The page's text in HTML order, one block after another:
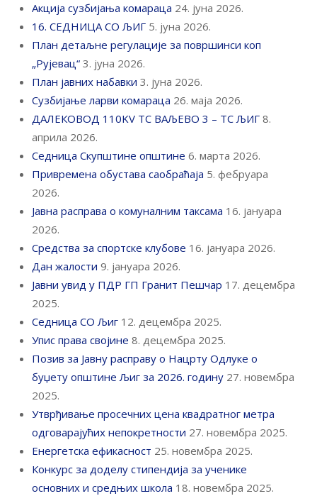
Акција сузбијања комараца 24. јуна 2026.
16. СЕДНИЦА СО ЉИГ 5. јуна 2026.
План детаљне регулације за површинси коп
„Рујевац“ 3. јуна 2026.
План јавних набавки 3. јуна 2026.
Сузбијање ларви комараца 26. маја 2026.
ДАЛЕКОВОД 110KV ТС ВАЉЕВО 3 – ТС ЉИГ 8.
априла 2026.
Седница Скупштине општине 6. марта 2026.
Привремена обустава саобраћаја 5. фебруара
2026.
Јавна расправа о комуналним таксама 16. јануара
2026.
Средства за спортске клубове 16. јануара 2026.
Дан жалости 9. јануара 2026.
Јавни увид у ПДР ГП Гранит Пешчар 17. децембра
2025.
Седница СО Љиг 12. децембра 2025.
Упис права својине 8. децембра 2025.
Позив за Јавну расправу о Нацрту Одлуке о
буџету општине Љиг за 2026. годину 27. новембра
2025.
Утврђивање просечних цена квадратног метра
одговарајућих непокретности 27. новембра 2025.
Енергетска ефикасност 25. новембра 2025.
Конкурс за доделу стипендија за ученике
основних и средњих школа 18. новембра 2025.